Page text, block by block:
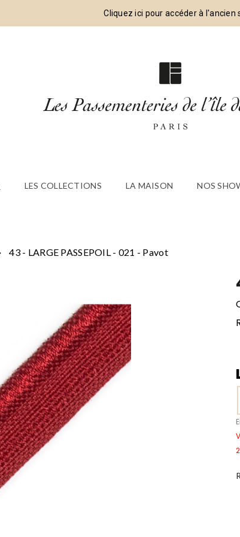
Cliquez ici pour accéder à l'ancien
LES COLLECTIONS LA MAISON NOS
43 - LARGE PASSEPOIL - 021 - Pavot